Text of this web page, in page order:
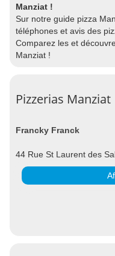
Manziat !
Sur notre guide pizza
téléphones et avis des
Comparez les et
Manziat !
Pizzerias Manziat
Francky Franck
44 Rue St Laurent des